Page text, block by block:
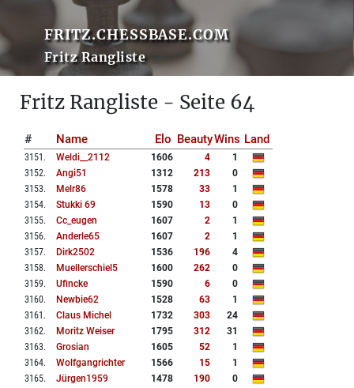
FRITZ.CHESSBASE.COM
Fritz Rangliste
Fritz Rangliste - Seite 64
# Name Elo BeautyWins Land
3151 . Weldi__2112 1606 4
1
3152. Angi51 1312 213
0
3153. Melr86 1578 33
1
3154. Stukki 69 1590 13
0
3155. Cc_eugen 1607 2
1
3156. Anderle65 1607 2
1
3157. Dirk2502 1536 196
4
3158. Muellerschiel5 1600 262
0
3159. Ufincke 1590 6
0
3160. Newbie62 1528 63
1
3161 . Claus Michel 1732 303
24
3162. Moritz Weiser 1795 312
31
3163. Grosian 1605 52
1
3164. Wolfgangrichter 1566 15
1
3165. Jürgen1959 1478 190
0